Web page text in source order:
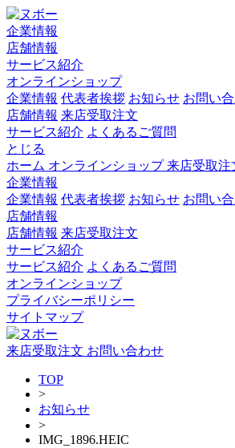
企業情報
店舗情報
サービス紹介
オンラインショップ
企業情報 代表者挨拶 お知らせ お問い
店舗情報 来店受取注文
サービス紹介 よくあるご質問
とじる
ホーム オンラインショップ来店受取注
企業情報
企業情報 代表者挨拶 お知らせ お問い
店舗情報
店舗情報 来店受取注文
サービス紹介
サービス紹介 よくあるご質問
オンラインショップ
プライバシーポリシー
サイトマップ
来店受取注文 お問い合わせ
TOP
>
お知らせ
>
IMG_1896.HEIC